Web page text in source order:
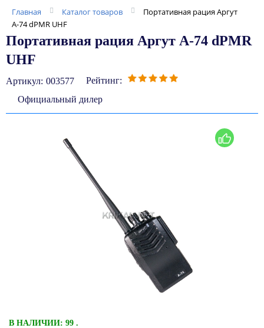
Главная Каталог товаров
Портативная рация Аргут
А-74 dPMR UHF
Портативная рация Аргут А-74 dPMR
UHF
Артикул: 003577
Рейтинг:
Официальный дилер
В НАЛИЧИИ: 99 .